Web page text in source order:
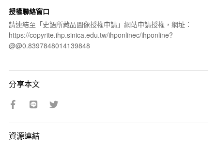
授權聯絡窗口
請連結至「史語所藏品圖像授權申請」網站申請授權，網址：
https://copyrite.ihp.sinica.edu.tw/ihponlinec/ihponline?
@@0.8397848014139848
分享本文
資源連結